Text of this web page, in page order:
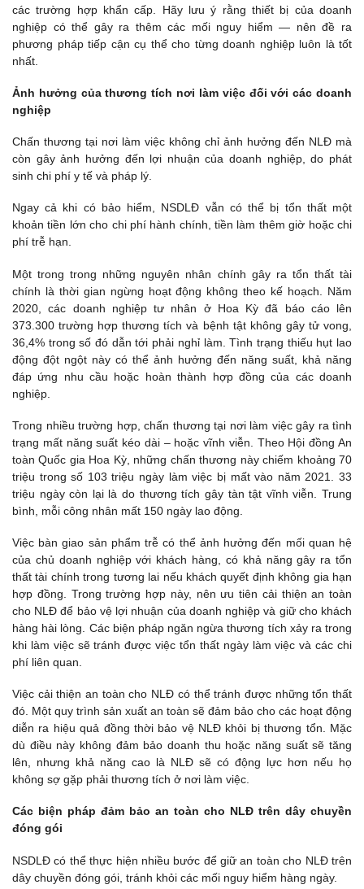
các trường hợp khẩn cấp. Hãy lưu ý rằng thiết bị của doanh
nghiệp có thể gây ra thêm các mối nguy hiểm — nên đề ra
phương pháp tiếp cận cụ thể cho từng doanh nghiệp luôn là tốt
nhất.
Ảnh hưởng của thương tích nơi làm việc đối với các doanh
nghiệp
Chấn thương tại nơi làm việc không chỉ ảnh hưởng đến NLĐ mà
còn gây ảnh hưởng đến lợi nhuận của doanh nghiệp, do phát
sinh chi phí y tế và pháp lý.
Ngay cả khi có bảo hiểm, NSDLĐ vẫn có thể bị tổn thất một
khoản tiền lớn cho chi phí hành chính, tiền làm thêm giờ hoặc chi
phí trễ hạn.
Một trong trong những nguyên nhân chính gây ra tổn thất tài
chính là thời gian ngừng hoạt động không theo kế hoạch. Năm
2020, các doanh nghiệp tư nhân ở Hoa Kỳ đã báo cáo lên
373.300 trường hợp thương tích và bệnh tật không gây tử vong,
36,4% trong số đó dẫn tới phải nghỉ làm. Tình trạng thiếu hụt lao
động đột ngột này có thể ảnh hưởng đến năng suất, khả năng
đáp ứng nhu cầu hoặc hoàn thành hợp đồng của các doanh
nghiệp.
Trong nhiều trường hợp, chấn thương tại nơi làm việc gây ra tình
trạng mất năng suất kéo dài – hoặc vĩnh viễn. Theo Hội đồng An
toàn Quốc gia Hoa Kỳ, những chấn thương này chiếm khoảng 70
triệu trong số 103 triệu ngày làm việc bị mất vào năm 2021. 33
triệu ngày còn lại là do thương tích gây tàn tật vĩnh viễn. Trung
bình, mỗi công nhân mất 150 ngày lao động.
Việc bàn giao sản phẩm trễ có thể ảnh hưởng đến mối quan hệ
của chủ doanh nghiệp với khách hàng, có khả năng gây ra tổn
thất tài chính trong tương lai nếu khách quyết định không gia hạn
hợp đồng. Trong trường hợp này, nên ưu tiên cải thiện an toàn
cho NLĐ để bảo vệ lợi nhuận của doanh nghiệp và giữ cho khách
hàng hài lòng. Các biện pháp ngăn ngừa thương tích xảy ra trong
khi làm việc sẽ tránh được việc tổn thất ngày làm việc và các chi
phí liên quan.
Việc cải thiện an toàn cho NLĐ có thể tránh được những tổn thất
đó. Một quy trình sản xuất an toàn sẽ đảm bảo cho các hoạt động
diễn ra hiệu quả đồng thời bảo vệ NLĐ khỏi bị thương tổn. Mặc
dù điều này không đảm bảo doanh thu hoặc năng suất sẽ tăng
lên, nhưng khả năng cao là NLĐ sẽ có động lực hơn nếu họ
không sợ gặp phải thương tích ở nơi làm việc.
Các biện pháp đảm bảo an toàn cho NLĐ trên dây chuyền
đóng gói
NSDLĐ có thể thực hiện nhiều bước để giữ an toàn cho NLĐ trên
dây chuyền đóng gói, tránh khỏi các mối nguy hiểm hàng ngày.